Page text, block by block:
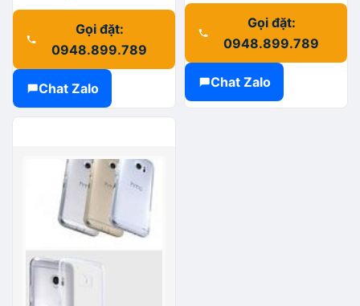
Gọi đặt:
0948.899.789
Chat Zalo
Gọi đặt:
0948.899.789
Chat Zalo